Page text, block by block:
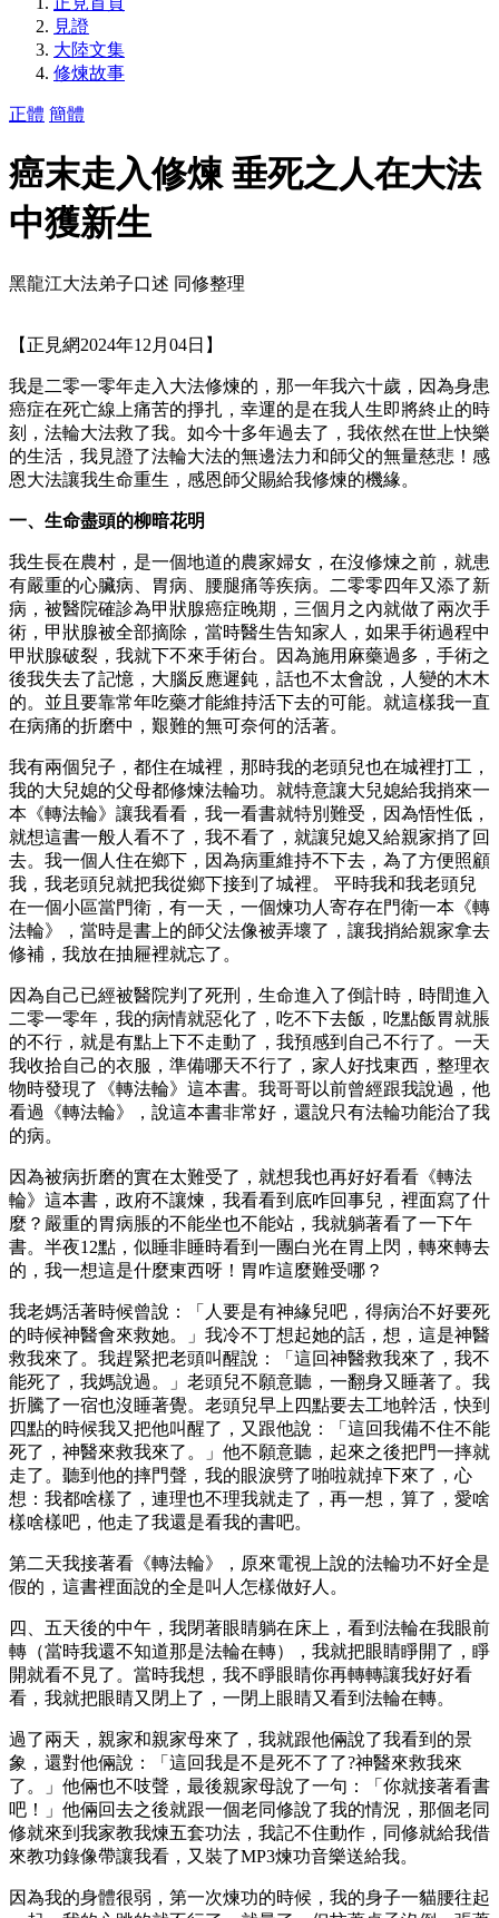
見證
大陸文集
修煉故事
正體 簡體
癌末走入修煉 垂死之人在大法
中獲新生
黑龍江大法弟子口述 同修整理
【正見網2024年12月04日】
我是二零一零年走入大法修煉的，那一年我六十歲，因為身患
癌症在死亡線上痛苦的掙扎，幸運的是在我人生即將終止的時
刻，法輪大法救了我。如今十多年過去了，我依然在世上快樂
的生活，我見證了法輪大法的無邊法力和師父的無量慈悲！感
恩大法讓我生命重生，感恩師父賜給我修煉的機緣。
一、生命盡頭的柳暗花明
我生長在農村，是一個地道的農家婦女，在沒修煉之前，就患
有嚴重的心臟病、胃病、腰腿痛等疾病。二零零四年又添了新
病，被醫院確診為甲狀腺癌症晚期，三個月之內就做了兩次手
術，甲狀腺被全部摘除，當時醫生告知家人，如果手術過程中
甲狀腺破裂，我就下不來手術台。因為施用麻藥過多，手術之
後我失去了記憶，大腦反應遲鈍，話也不太會說，人變的木木
的。並且要靠常年吃藥才能維持活下去的可能。就這樣我一直
在病痛的折磨中，艱難的無可奈何的活著。
我有兩個兒子，都住在城裡，那時我的老頭兒也在城裡打工，
我的大兒媳的父母都修煉法輪功。就特意讓大兒媳給我捎來一
本《轉法輪》讓我看看，我一看書就特別難受，因為悟性低，
就想這書一般人看不了，我不看了，就讓兒媳又給親家捎了回
去。我一個人住在鄉下，因為病重維持不下去，為了方便照顧
我，我老頭兒就把我從鄉下接到了城裡。 平時我和我老頭兒
在一個小區當門衛，有一天，一個煉功人寄存在門衛一本《轉
法輪》，當時是書上的師父法像被弄壞了，讓我捎給親家拿去
修補，我放在抽屜裡就忘了。
因為自己已經被醫院判了死刑，生命進入了倒計時，時間進入
二零一零年，我的病情就惡化了，吃不下去飯，吃點飯胃就脹
的不行，就是有點上下不走動了，我預感到自己不行了。一天
我收拾自己的衣服，準備哪天不行了，家人好找東西，整理衣
物時發現了《轉法輪》這本書。我哥哥以前曾經跟我說過，他
看過《轉法輪》，說這本書非常好，還說只有法輪功能治了我
的病。
因為被病折磨的實在太難受了，就想我也再好好看看《轉法
輪》這本書，政府不讓煉，我看看到底咋回事兒，裡面寫了什
麼？嚴重的胃病脹的不能坐也不能站，我就躺著看了一下午
書。半夜12點，似睡非睡時看到一團白光在胃上閃，轉來轉去
的，我一想這是什麼東西呀！胃咋這麼難受哪？
我老媽活著時候曾說：「人要是有神緣兒吧，得病治不好要死
的時候神醫會來救她。」我冷不丁想起她的話，想，這是神醫
救我來了。我趕緊把老頭叫醒說：「這回神醫救我來了，我不
能死了，我媽說過。」老頭兒不願意聽，一翻身又睡著了。我
折騰了一宿也沒睡著覺。老頭兒早上四點要去工地幹活，快到
四點的時候我又把他叫醒了，又跟他說：「這回我備不住不能
死了，神醫來救我來了。」他不願意聽，起來之後把門一摔就
走了。聽到他的摔門聲，我的眼淚劈了啪啦就掉下來了，心
想：我都啥樣了，連理也不理我就走了，再一想，算了，愛啥
樣啥樣吧，他走了我還是看我的書吧。
第二天我接著看《轉法輪》，原來電視上說的法輪功不好全是
假的，這書裡面說的全是叫人怎樣做好人。
四、五天後的中午，我閉著眼睛躺在床上，看到法輪在我眼前
轉（當時我還不知道那是法輪在轉），我就把眼睛睜開了，睜
開就看不見了。當時我想，我不睜眼睛你再轉轉讓我好好看
看，我就把眼睛又閉上了，一閉上眼睛又看到法輪在轉。
過了兩天，親家和親家母來了，我就跟他倆說了我看到的景
象，還對他倆說：「這回我是不是死不了了?神醫來救我來
了。」他倆也不吱聲，最後親家母說了一句：「你就接著看書
吧！」他倆回去之後就跟一個老同修說了我的情況，那個老同
修就來到我家教我煉五套功法，我記不住動作，同修就給我借
來教功錄像帶讓我看，又裝了MP3煉功音樂送給我。
因為我的身體很弱，第一次煉功的時候，我的身子一貓腰往起